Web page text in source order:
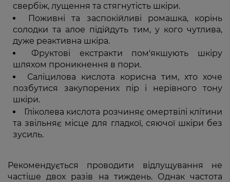
свербіж, лущення та стягнутість шкіри.
Поживні та заспокійливі ромашка, корінь
солодки та алое підійдуть тим, у кого чутлива,
дуже реактивна шкіра.
Фруктові екстракти пом'якшують шкіру
шляхом проникнення в пори.
Саліцилова кислота корисна тим, хто хоче
позбутися закупорених пір і нерівного тону
шкіри.
Гліколева кислота розчиняє омертвілі клітини
та звільняє місце для гладкої, сяючої шкіри без
зусиль.
Рекомендується проводити відлущування не
частіше двох разів на тиждень. Однак частота